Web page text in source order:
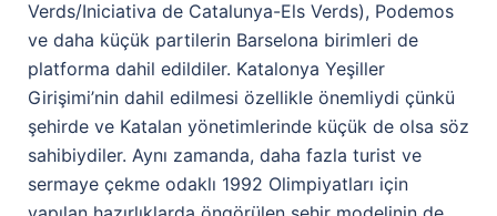
Verds/Iniciativa de Catalunya-Els Verds), Podemos
ve daha küçük partilerin Barselona birimleri de
platforma dahil edildiler. Katalonya Yeşiller
Girişimi’nin dahil edilmesi özellikle önemliydi çünkü
şehirde ve Katalan yönetimlerinde küçük de olsa söz
sahibiydiler. Aynı zamanda, daha fazla turist ve
sermaye çekme odaklı 1992 Olimpiyatları için